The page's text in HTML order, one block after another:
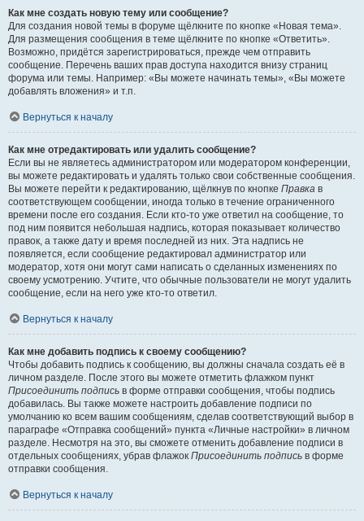
Как мне создать новую тему или сообщение?
Для создания новой темы в форуме щёлкните по кнопке «Новая тема».
Для размещения сообщения в теме щёлкните по кнопке «Ответить».
Возможно, придётся зарегистрироваться, прежде чем отправить
сообщение. Перечень ваших прав доступа находится внизу страниц
форума или темы. Например: «Вы можете начинать темы», «Вы можете
добавлять вложения» и т.п.
Вернуться к началу
Как мне отредактировать или удалить сообщение?
Если вы не являетесь администратором или модератором конференции,
вы можете редактировать и удалять только свои собственные сообщения.
Вы можете перейти к редактированию, щёлкнув по кнопке Правка в
соответствующем сообщении, иногда только в течение ограниченного
времени после его создания. Если кто-то уже ответил на сообщение, то
под ним появится небольшая надпись, которая показывает количество
правок, а также дату и время последней из них. Эта надпись не
появляется, если сообщение редактировал администратор или
модератор, хотя они могут сами написать о сделанных изменениях по
своему усмотрению. Учтите, что обычные пользователи не могут удалить
сообщение, если на него уже кто-то ответил.
Вернуться к началу
Как мне добавить подпись к своему сообщению?
Чтобы добавить подпись к сообщению, вы должны сначала создать её в
личном разделе. После этого вы можете отметить флажком пункт
Присоединить подпись в форме отправки сообщения, чтобы подпись
добавилась. Вы также можете настроить добавление подписи по
умолчанию ко всем вашим сообщениям, сделав соответствующий выбор в
параграфе «Отправка сообщений» пункта «Личные настройки» в личном
разделе. Несмотря на это, вы сможете отменить добавление подписи в
отдельных сообщениях, убрав флажок Присоединить подпись в форме
отправки сообщения.
Вернуться к началу